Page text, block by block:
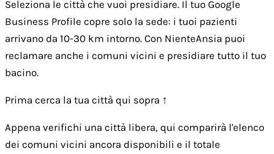
Seleziona le città che vuoi presidiare. Il tuo Google
Business Profile copre solo la sede: i tuoi pazienti
arrivano da 10-30 km intorno. Con NienteAnsia puoi
reclamare anche i comuni vicini e presidiare tutto il tuo
bacino.
Prima cerca la tua città qui sopra ↑
Appena verifichi una città libera, qui comparirà l'elenco
dei comuni vicini ancora disponibili e il totale